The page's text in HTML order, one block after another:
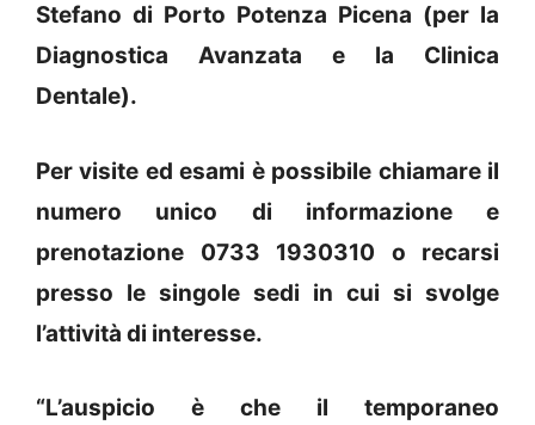
Stefano di Porto Potenza Picena (per la
Diagnostica Avanzata e la Clinica
Dentale).
Per visite ed esami è possibile chiamare il
numero unico di informazione e
prenotazione 0733 1930310 o recarsi
presso le singole sedi in cui si svolge
l’attività di interesse.
“L’auspicio è che il temporaneo